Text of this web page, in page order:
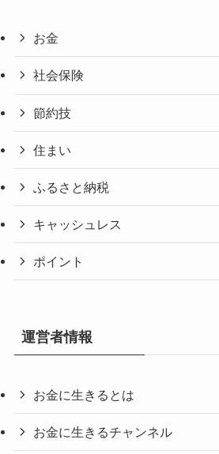
お金
社会保険
節約技
住まい
ふるさと納税
キャッシュレス
ポイント
運営者情報
お金に生きるとは
お金に生きるチャンネル